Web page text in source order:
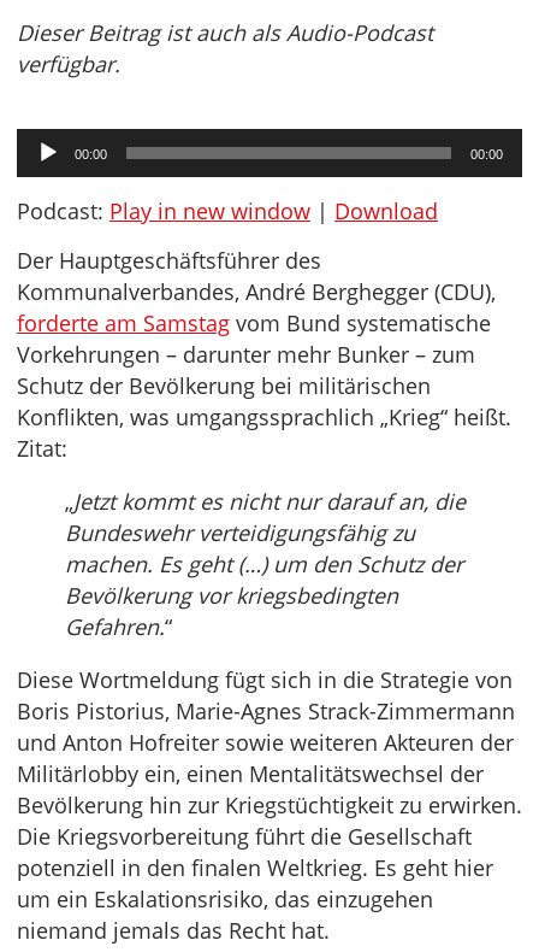
Dieser Beitrag ist auch als Audio-Podcast
verfügbar.
Audio-
Player
00:00 00:00
Podcast: Play in new window | Download
Der Hauptgeschäftsführer des
Kommunalverbandes, André Berghegger (CDU),
forderte am Samstag vom Bund systematische
Vorkehrungen – darunter mehr Bunker – zum
Schutz der Bevölkerung bei militärischen
Konflikten, was umgangssprachlich „Krieg“ heißt.
Zitat:
„Jetzt kommt es nicht nur darauf an, die
Bundeswehr verteidigungsfähig zu
machen. Es geht (…) um den Schutz der
Bevölkerung vor kriegsbedingten
Gefahren.“
Diese Wortmeldung fügt sich in die Strategie von
Boris Pistorius, Marie-Agnes Strack-Zimmermann
und Anton Hofreiter sowie weiteren Akteuren der
Militärlobby ein, einen Mentalitätswechsel der
Bevölkerung hin zur Kriegstüchtigkeit zu erwirken.
Die Kriegsvorbereitung führt die Gesellschaft
potenziell in den finalen Weltkrieg. Es geht hier
um ein Eskalationsrisiko, das einzugehen
niemand jemals das Recht hat.